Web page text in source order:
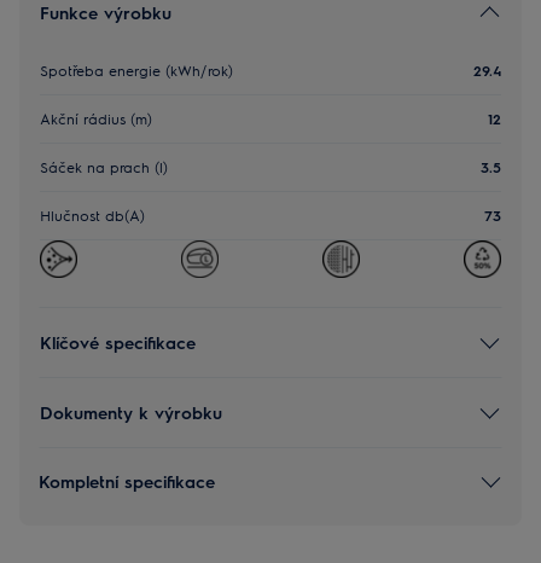
Funkce výrobku
Spotřeba energie (kWh/rok) 29.4
Akční rádius (m) 12
Sáček na prach (l) 3.5
Hlučnost db(A) 73
Klíčové specifikace
Dokumenty k výrobku
Kompletní specifikace